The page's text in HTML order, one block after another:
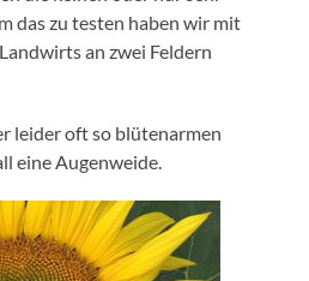
das zu testen haben wir mit
an zwei Feldern
leider oft so blütenarmen
eine Augenweide.